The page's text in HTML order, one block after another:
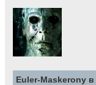
Euler-Maskerony в